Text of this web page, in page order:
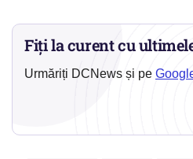
Fiți la curent cu
Urmăriți DCNews și pe